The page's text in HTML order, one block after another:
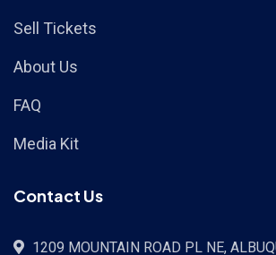
Sell Tickets
About Us
FAQ
Media Kit
Contact Us
1209 MOUNTAIN ROAD PL NE,